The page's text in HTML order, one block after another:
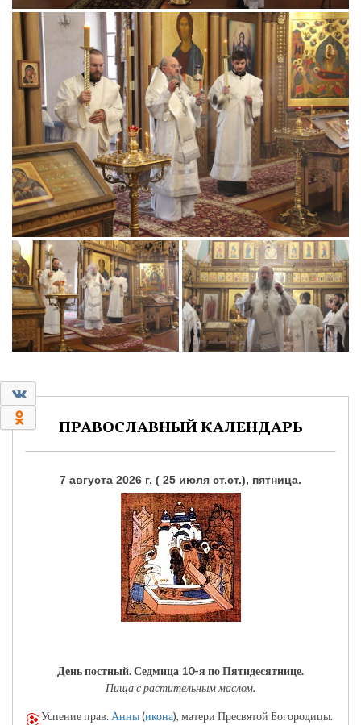
0
0ПРАВОСЛАВНЫЙ КАЛЕНДАРЬ
7 августа 2026 г. ( 25 июля ст.ст.), пятница.
День постный.Седмица 10-я по Пятидесятнице.
Пища с растительным маслом.
Успение прав. Анны(икона), матери Пресвятой Богородицы.